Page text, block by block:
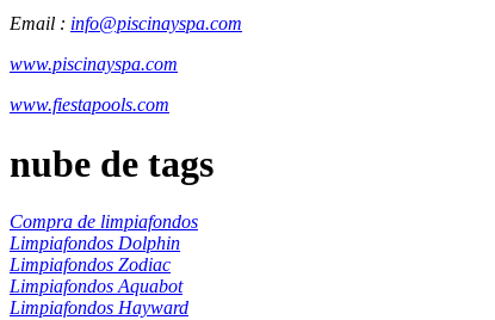
Email : info@piscinayspa.com
www.piscinayspa.com
www.fiestapools.com
nube de tags
Compra de limpiafondos
Limpiafondos Dolphin
Limpiafondos Zodiac
Limpiafondos Aquabot
Limpiafondos Hayward